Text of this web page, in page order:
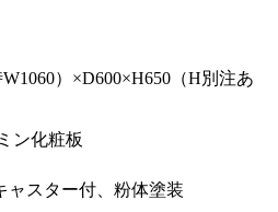
）×D600×H650（H別注あ
ン化粧板
ャスター付、粉体塗装